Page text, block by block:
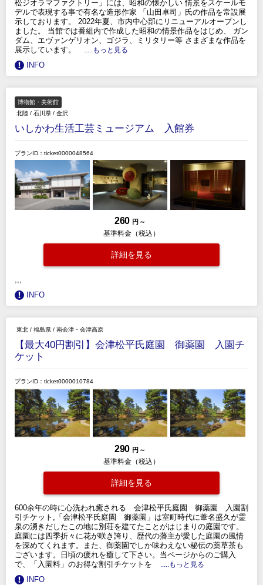
松ジオラマファクトリー」には、昭和の懐かしい 情景をスケールモ
デルで表現する事で有名な造形作家 「山田卓司」氏の作品を常設展
示しております。 2022年夏、市内中心部にリニューアルオープンし
ました。 当館では番組内で作成した昭和の情景作品をはじめ、 ガン
ダム、エヴァンゲリオン、ゴジラ、ミリタリー等 さまざまな作品を
展示しています。
.....もっと見る
INFO
博物館・美術館
北陸 / 石川県 / 金沢
いしかわ生活工芸ミュージアム 入館券
プランID：ticket0000048564
260 円 ～
基準料金（税込）
詳細を見る
,,,
INFO
東北 / 福島県 / 南会津・会津高原
【最大40円割引】会津松平氏庭園 御薬園 入園チ
ケット
プランID：ticket0000010784
290 円 ～
基準料金（税込）
詳細を見る
600余年の時に心洗われ癒される 会津松平氏庭園 御薬園 入園割
引チケット,「会津松平氏庭園 御薬園」は室町時代に葦名盛久が霊
泉の湧きだしたこの地に別荘を建てたことがはじまりの庭園です。
庭園には四季折々に花が咲き誇り、歴代の藩主が愛した庭園の風情
を深めてくれます。また、御薬園でしか味わえない秘伝の薬草茶も
ございます。日頃の疲れを癒して下さい。当ページからのご購入
で、「入園料」のお得な割引チケットを
.....もっと見る
INFO